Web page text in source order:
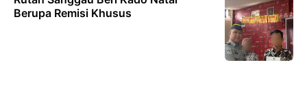
Berupa Remisi Khusus